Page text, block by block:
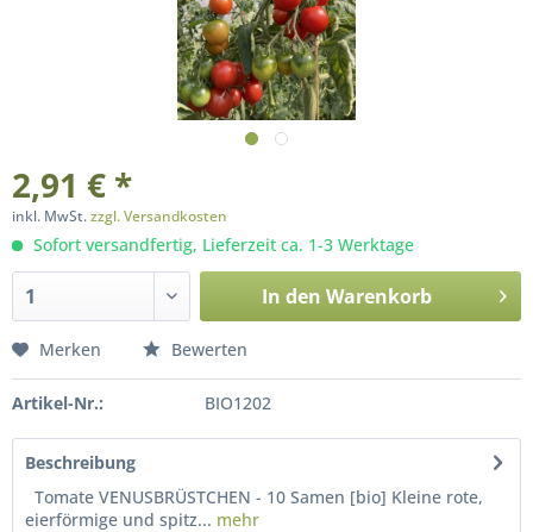
2,91 € *
inkl. MwSt.zzgl. Versandkosten
Sofort versandfertig, Lieferzeit ca. 1-3 Werktage
In den Warenkorb
Merken Bewerten
Artikel-Nr.: BIO1202
Beschreibung
Tomate VENUSBRÜSTCHEN - 10 Samen [bio] Kleine rote,
eierförmige und spitz... mehr